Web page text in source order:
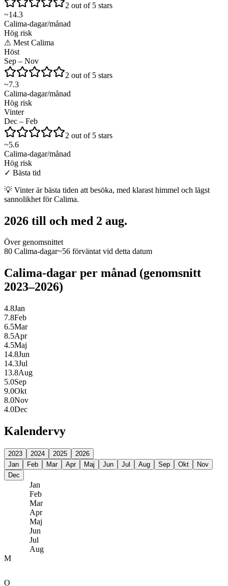
2 out of 5 stars
~14.3
Calima-dagar/månad
Hög risk
⚠ Mest Calima
Höst
Sep – Nov
2 out of 5 stars
~7.3
Calima-dagar/månad
Hög risk
Vinter
Dec – Feb
2 out of 5 stars
~5.6
Calima-dagar/månad
Hög risk
✓ Bästa tid
💡 Vinter är bästa tiden att besöka, med klarast himmel och lägst
sannolikhet för Calima.
2026 till och med 2 aug.
Över genomsnittet
80 Calima-dagar~56 förväntat vid detta datum
Calima-dagar per månad (genomsnitt
2023–2026)
4.8Jan
7.8Feb
6.5Mar
8.5Apr
4.5Maj
14.8Jun
14.3Jul
13.8Aug
5.0Sep
9.0Okt
8.0Nov
4.0Dec
Kalendervy
2023 2024 2025
2026
Jan
Feb Mar Apr Maj Jun Jul Aug Sep Okt
Nov
Dec
Jan
Feb
Mar
Apr
Maj
Jun
Jul
Aug
M
O